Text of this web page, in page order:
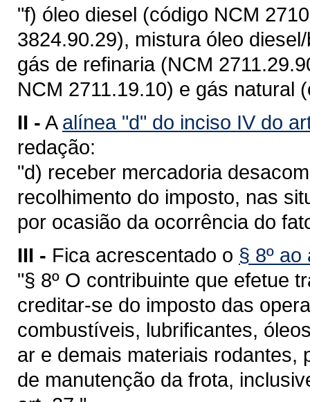
"f) óleo diesel (código NCM
3824.90.29), mistura óleo
gás de refinaria (NCM
NCM 2711.19.10) e gás natural
II - A alínea "d" do inciso IV do
redação:
"d) receber mercadoria
recolhimento do imposto, nas
por ocasião da ocorrência do
III - Fica acrescentado o § 8º ao
"§ 8º O contribuinte que efetue
creditar-se do imposto das
combustíveis, lubrificantes,
ar e demais materiais rodantes,
de manutenção da frota,